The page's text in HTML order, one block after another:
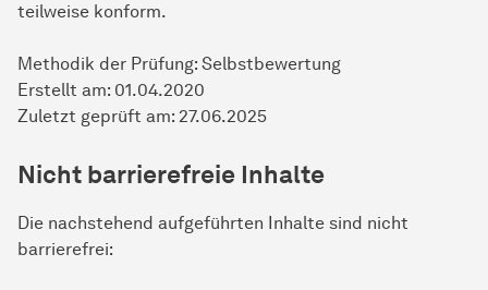
teilweise konform.
Methodik der Prüfung: Selbstbewertung
Erstellt am: 01.04.2020
Zuletzt geprüft am: 27.06.2025
Nicht barrierefreie Inhalte
Die nachstehend aufgeführten Inhalte sind nicht
barrierefrei: